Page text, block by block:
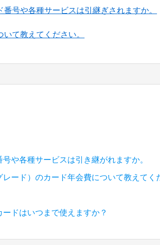
号や各種サービスは引継ぎされますか。
て教えてください。
や各種サービスは引き継がれますか。
ード）のカード年会費について教えてく
ドはいつまで使えますか？